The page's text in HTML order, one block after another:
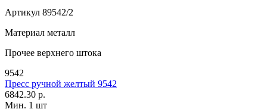
Артикул 89542/2
Материал металл
Прочее верхнего штока
9542
Пресс ручной желтый 9542
6842.30 р.
Мин. 1 шт